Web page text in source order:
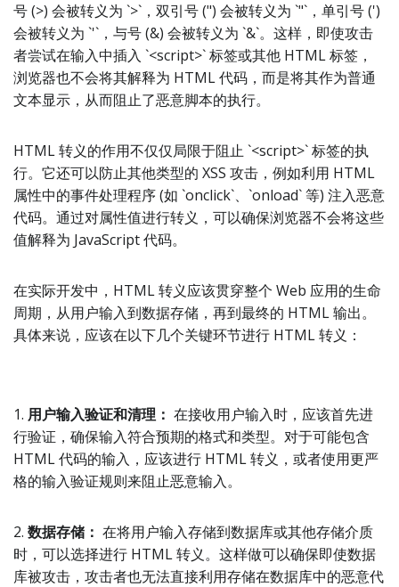
号 (>) 会被转义为 `>`，双引号 (") 会被转义为 `"`，单引号 (')
会被转义为 `'`，与号 (&) 会被转义为 `&`。这样，即使攻击
者尝试在输入中插入 `<script>` 标签或其他 HTML 标签，
浏览器也不会将其解释为 HTML 代码，而是将其作为普通
文本显示，从而阻止了恶意脚本的执行。
HTML 转义的作用不仅仅局限于阻止 `<script>` 标签的执
行。它还可以防止其他类型的 XSS 攻击，例如利用 HTML
属性中的事件处理程序 (如 `onclick`、`onload` 等) 注入恶意
代码。通过对属性值进行转义，可以确保浏览器不会将这些
值解释为 JavaScript 代码。
在实际开发中，HTML 转义应该贯穿整个 Web 应用的生命
周期，从用户输入到数据存储，再到最终的 HTML 输出。
具体来说，应该在以下几个关键环节进行 HTML 转义：
1. 用户输入验证和清理： 在接收用户输入时，应该首先进
行验证，确保输入符合预期的格式和类型。对于可能包含
HTML 代码的输入，应该进行 HTML 转义，或者使用更严
格的输入验证规则来阻止恶意输入。
2. 数据存储： 在将用户输入存储到数据库或其他存储介质
时，可以选择进行 HTML 转义。这样做可以确保即使数据
库被攻击，攻击者也无法直接利用存储在数据库中的恶意代